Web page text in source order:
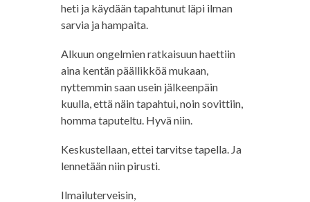
heti ja käydään tapahtunut läpi ilman
sarvia ja hampaita.
Alkuun ongelmien ratkaisuun haettiin
aina kentän päällikköä mukaan,
nyttemmin saan usein jälkeenpäin
kuulla, että näin tapahtui, noin sovittiin,
homma taputeltu. Hyvä niin.
Keskustellaan, ettei tarvitse tapella. Ja
lennetään niin pirusti.
Ilmailuterveisin,